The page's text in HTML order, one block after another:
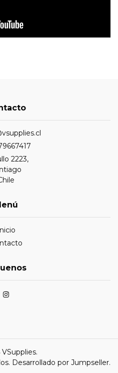
2223,
Desarrollado por Jumpseller.